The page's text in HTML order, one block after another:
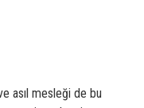
asıl mesleği de bu